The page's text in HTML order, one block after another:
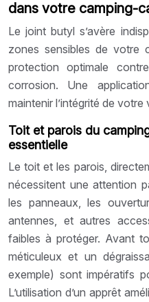
dans votre camping-
Le joint butyl s’avère
zones sensibles de votre
protection optimale
corrosion. Une
maintenir l’intégrité de
Toit et parois du
essentielle
Le toit et les parois,
nécessitent une attention
les panneaux, les
antennes, et autres
faibles à protéger. Avant
méticuleux et un
exemple) sont impératifs
L’utilisation d’un apprêt